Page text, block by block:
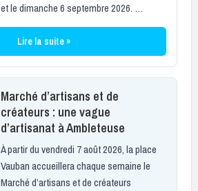
et le dimanche 6 septembre 2026. …
Lire la suite »
Marché d’artisans et de
créateurs : une vague
d’artisanat à Ambleteuse
À partir du vendredi 7 août 2026, la place
Vauban accueillera chaque semaine le
Marché d’artisans et de créateurs